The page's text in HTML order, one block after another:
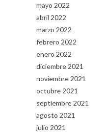
mayo 2022
abril 2022
marzo 2022
febrero 2022
enero 2022
diciembre 2021
noviembre 2021
octubre 2021
septiembre 2021
agosto 2021
julio 2021